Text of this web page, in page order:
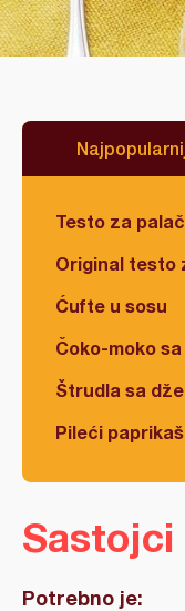
Testo za
Original testo
Ćufte u sosu
Čoko-moko
Štrudla sa
Pileći
Sastojci
Potrebno je: